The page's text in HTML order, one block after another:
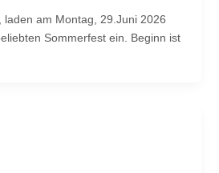
laden am Montag, 29.Juni 2026
Sommerfest ein. Beginn ist